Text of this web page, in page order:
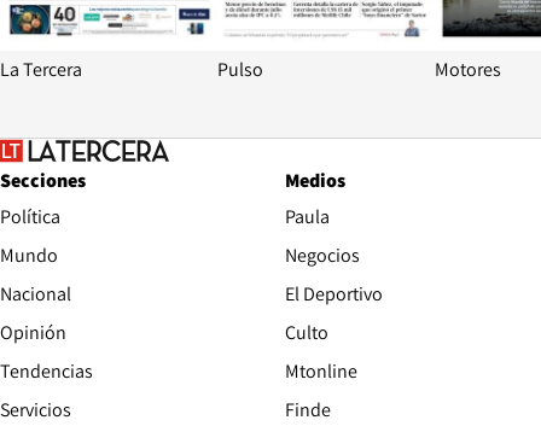
La Tercera Pulso Motores
Secciones
Política
Mundo
Nacional
Opinión
Tendencias
Servicios
Medios
Paula
Negocios
El Deportivo
Culto
Mtonline
Finde